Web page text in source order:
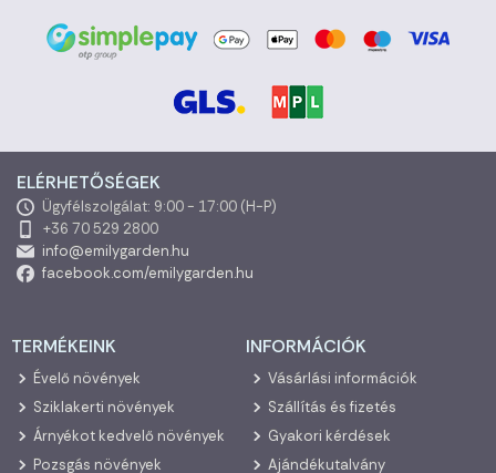
ELÉRHETŐSÉGEK
Ügyfélszolgálat: 9:00 - 17:00 (H-P)
+36 70 529 2800
info@emilygarden.hu
facebook.com/emilygarden.hu
TERMÉKEINK
Évelő növények
Sziklakerti növények
Árnyékot kedvelő növények
Pozsgás növények
INFORMÁCIÓK
Vásárlási információk
Szállítás és fizetés
Gyakori kérdések
Ajándékutalvány